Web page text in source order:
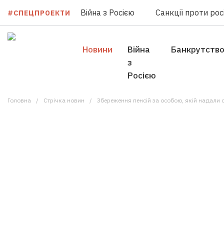
#СПЕЦПРОЕКТИ Війна з Росією Санкції проти
Новини
Війна
з
Росією
Банкрутство
Головна Стрічка новин Збереження пенсій за особою, якій надали